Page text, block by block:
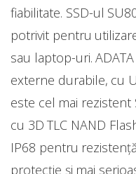
fiabilitate. SSD-ul
potrivit pentru
sau laptop-uri.
externe durabile, cu
este cel mai rezistent
cu 3D TLC NAND
IP68 pentru
protecție și mai